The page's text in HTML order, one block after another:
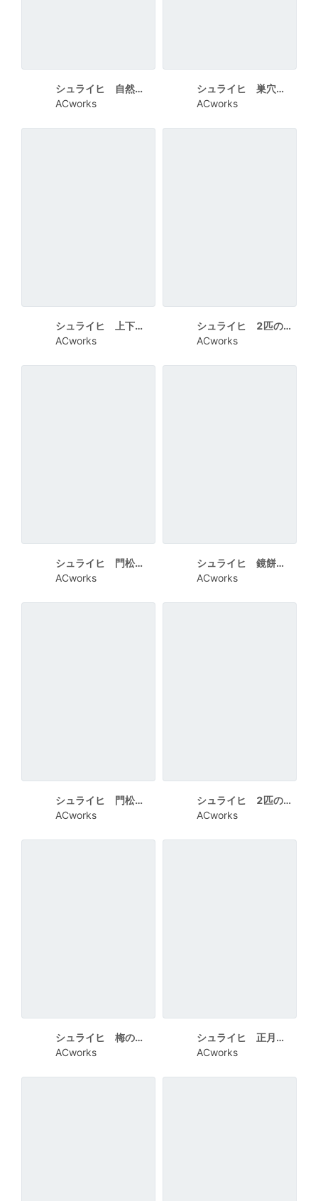
シュライヒ 自然の中の2匹のうさぎ
ACworks
シュライヒ 巣穴の上にのったうさぎ
ACworks
シュライヒ 上下に2匹のうさぎ 真ん中にHAPPY NEW YEAR
ACworks
シュライヒ 2匹のうさぎ円で切り抜き
ACworks
シュライヒ 門松とうさぎ 花柄背景
ACworks
シュライヒ 鏡餅と並んだうさぎ ピンク背景でHAPPY NEW YEAR
ACworks
シュライヒ 門松とうさぎ 和柄で2023
ACworks
シュライヒ 2匹のうさぎ ガーランド
ACworks
シュライヒ 梅の花に写真風のうさぎ 手書き文字でHAPPY NEW YEAR
ACworks
シュライヒ 正月を迎えた2匹のうさぎ 上下余白でHAPPY NEW YEAR
ACworks